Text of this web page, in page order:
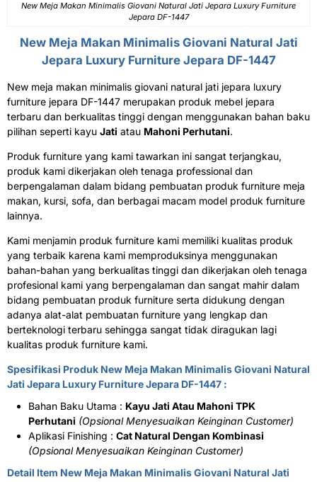
New Meja Makan Minimalis Giovani Natural Jati Jepara Luxury Furniture
Jepara DF-1447
New Meja Makan MinimalisGiovani Natural Jati
Jepara Luxury Furniture Jepara DF-1447
New meja makan minimalis giovani natural jati jepara luxury
furniture jepara DF-1447 merupakan produk mebel jepara
terbaru dan berkualitas tinggi dengan menggunakan bahan baku
pilihan seperti kayu Jati atau Mahoni Perhutani.
Produk furniture yang kami tawarkan ini sangat terjangkau,
produk kami dikerjakan oleh tenaga professional dan
berpengalaman dalam bidang pembuatan produk furniture meja
makan, kursi, sofa, dan berbagai macam model produk furniture
lainnya.
Kami menjamin produk furniture kami memiliki kualitas produk
yang terbaik karena kami memproduksinya menggunakan
bahan-bahan yang berkualitas tinggi dan dikerjakan oleh tenaga
profesional kami yang berpengalaman dan sangat mahir dalam
bidang pembuatan produk furniture serta didukung dengan
adanya alat-alat pembuatan furniture yang lengkap dan
berteknologi terbaru sehingga sangat tidak diragukan lagi
kualitas produk furniture kami.
Spesifikasi Produk New Meja Makan MinimalisGiovani Natural
Jati Jepara Luxury Furniture Jepara DF-1447 :
Bahan Baku Utama : Kayu Jati Atau Mahoni TPK
Perhutani (Opsional Menyesuaikan Keinginan Customer)
Aplikasi Finishing : Cat Natural Dengan Kombinasi
(Opsional Menyesuaikan Keinginan Customer)
Detail Item New Meja Makan Minimalis Giovani Natural Jati